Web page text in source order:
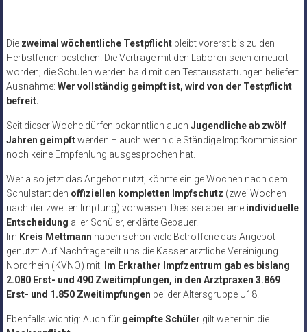
Die zweimal wöchentliche Testpflichtbleibt vorerst bis zu den
Herbstferien bestehen. Die Verträge mit den Laboren seien erneuert
worden; die Schulen werden bald mit den Testausstattungen beliefert.
Ausnahme: Wer vollständig geimpft ist, wird von der Testpflicht
befreit.
Seit dieser Woche dürfen bekanntlich auch Jugendliche ab zwölf
Jahren geimpftwerden – auch wenn die Ständige Impfkommission
noch keine Empfehlung ausgesprochen hat.
Wer also jetzt das Angebot nutzt, könnte einige Wochen nach dem
Schulstart den offiziellen kompletten Impfschutz (zwei Wochen
nach der zweiten Impfung) vorweisen. Dies sei aber eine individuelle
Entscheidung aller Schüler, erklärte Gebauer.
Im Kreis Mettmann haben schon viele Betroffene das Angebot
genutzt: Auf Nachfrage teilt uns die Kassenärztliche Vereinigung
Nordrhein (KVNO) mit: Im Erkrather Impfzentrum gab es bislang
2.080 Erst- und 490 Zweitimpfungen, in den Arztpraxen 3.869
Erst- und 1.850 Zweitimpfungen bei der Altersgruppe U18.
Ebenfalls wichtig: Auch für geimpfte Schüler gilt weiterhin die